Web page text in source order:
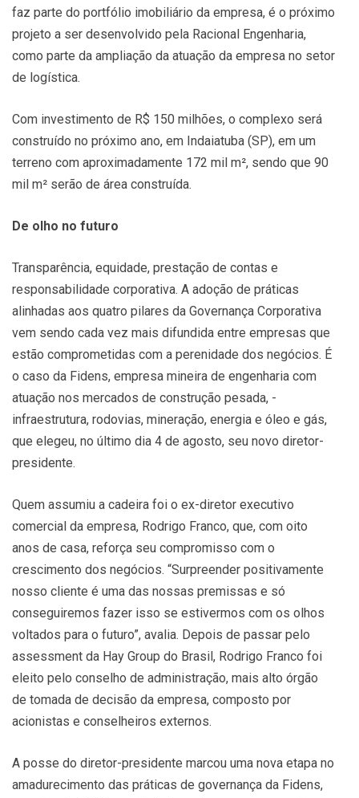
faz parte do portfólio imobiliário da empresa, é o próximo
projeto a ser desenvolvido pela Racional Engenharia,
como parte da ampliação da atuação da empresa no setor
de logística.
Com investimento de R$ 150 milhões, o complexo será
construído no próximo ano, em Indaiatuba (SP), em um
terreno com aproximadamente 172 mil m², sendo que 90
mil m² serão de área construída.
De olho no futuro
Transparência, equidade, prestação de contas e
responsabilidade corporativa. A adoção de práticas
alinhadas aos quatro pilares da Governança Corporativa
vem sendo cada vez mais difundida entre empresas que
estão comprometidas com a perenidade dos negócios. É
o caso da Fidens, empresa mineira de engenharia com
atuação nos mercados de construção pesada, ­
infraestrutura, rodovias, mineração, energia e óleo e gás,
que elegeu, no último dia 4 de agosto, seu novo diretor-
presidente.
Quem assumiu a cadeira foi o ex-diretor executivo
comercial da empresa, Rodrigo Franco, que, com oito
anos de casa, reforça seu compromisso com o
crescimento dos negócios. “Surpreender positivamente
nosso cliente é uma das nossas premissas e só
conseguiremos fazer isso se estivermos com os olhos
voltados para o futuro”, avalia. Depois de passar pelo
assessment da Hay Group do Brasil, Rodrigo Franco foi
eleito pelo conselho de administração, mais alto órgão
de tomada de decisão da empresa, composto por
acionistas e conselheiros externos.
A posse do diretor-presidente marcou uma nova etapa no
amadurecimento das práticas de governança da Fidens,